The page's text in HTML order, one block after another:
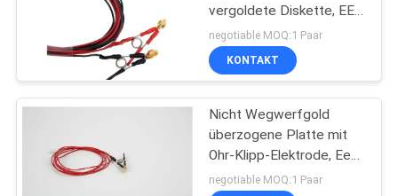
QUALITÄTSKONTROLLE
TRETEN
vergoldete Diskette, EEG
Ohr-Elektrode in den
Paaren
negotiable MOQ:1 Paar
KONTAKT
Nicht Wegwerfgold
überzogene Platte mit
Ohr-Klipp-Elektrode, Eeg-
Ohr-Elektrode
negotiable MOQ:1 Paar